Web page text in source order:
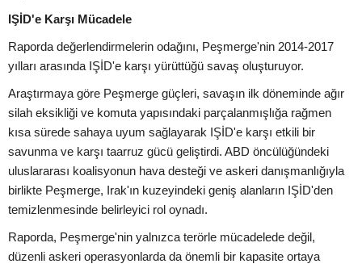
IŞİD'e Karşı Mücadele
Raporda değerlendirmelerin odağını, Peşmerge'nin 2014-2017
yılları arasında IŞİD'e karşı yürüttüğü savaş oluşturuyor.
Araştırmaya göre Peşmerge güçleri, savaşın ilk döneminde ağır
silah eksikliği ve komuta yapısındaki parçalanmışlığa rağmen
kısa sürede sahaya uyum sağlayarak IŞİD'e karşı etkili bir
savunma ve karşı taarruz gücü geliştirdi. ABD öncülüğündeki
uluslararası koalisyonun hava desteği ve askeri danışmanlığıyla
birlikte Peşmerge, Irak'ın kuzeyindeki geniş alanların IŞİD'den
temizlenmesinde belirleyici rol oynadı.
Raporda, Peşmerge'nin yalnızca terörle mücadelede değil,
düzenli askeri operasyonlarda da önemli bir kapasite ortaya